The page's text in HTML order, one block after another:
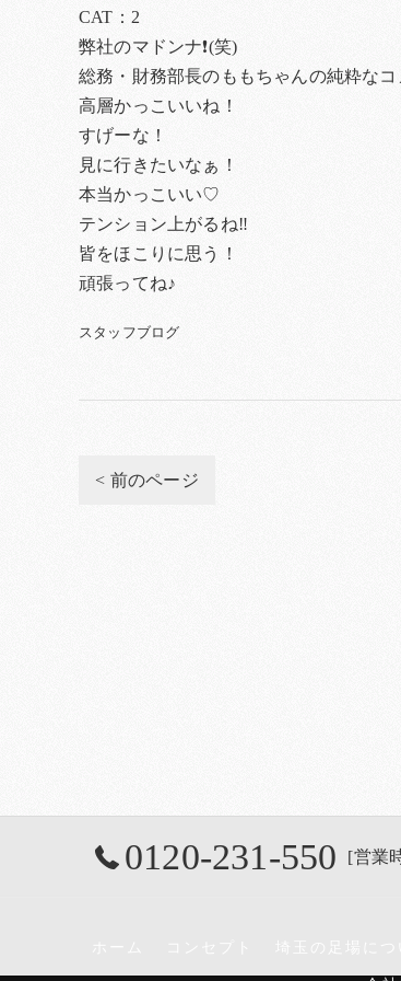
CAT：2
弊社のマドンナ❗(笑)
総務・財務部長のももちゃんの純粋な
高層かっこいいね！
すげーな！
見に行きたいなぁ！
本当かっこいい♡
テンション上がるね‼
皆をほこりに思う！
頑張ってね♪
スタッフブログ
< 前のページ
0120-231-550 [営業